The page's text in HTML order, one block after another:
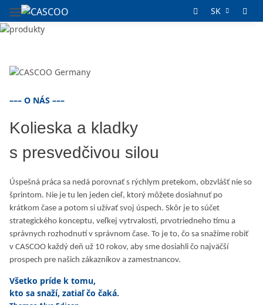
SK
––– O NÁS –––
Kolieska a kladky
s presvedčivou silou
Úspešná práca sa nedá porovnať s rýchlym pretekom, obzvlášť nie so
šprintom. Nie je tu len jeden cieľ, ktorý môžete dosiahnuť po
krátkom čase a potom si užívať svoj úspech. Skôr je to súčet
strategického konceptu, veľkej vytrvalosti, prvotriedneho tímu a
správnych rozhodnutí v správnom čase. To je to, čo sa snažíme robiť
v CASCOO každý deň už 10 rokov, aby sme dosiahli čo najväčší
prospech pre našich zákazníkov a zamestnancov.
Všetko príde k tomu,
kto sa snaží, zatiaľ čo čaká.